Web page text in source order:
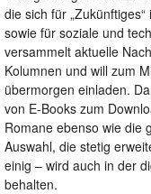
die sich für
sowie für soziale und
versammelt aktuelle
Kolumnen und will zum
übermorgen einladen.
von E-Books zum
Romane ebenso wie die
Auswahl, die stetig
einig – wird auch in der
behalten.